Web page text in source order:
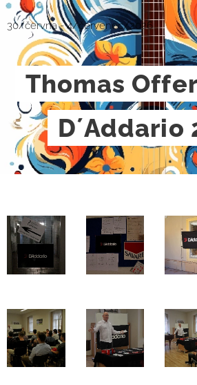
30/června - 4/červenec/2026
Thomas
D´Addario